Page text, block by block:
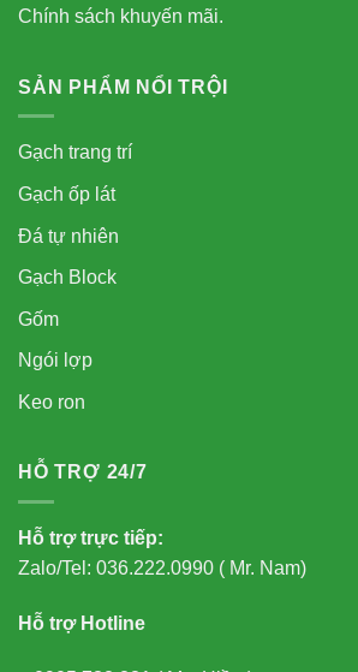
Chính sách khuyến mãi.
SẢN PHẨM NỔI TRỘI
Gạch trang trí
Gạch ốp lát
Đá tự nhiên
Gạch Block
Gốm
Ngói lợp
Keo ron
HỖ TRỢ 24/7
Hỗ trợ trực tiếp:
Zalo/Tel: 036.222.0990 ( Mr. Nam)
Hỗ trợ Hotline